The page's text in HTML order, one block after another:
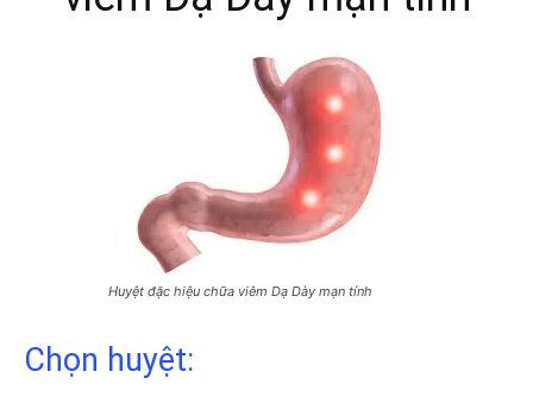
Huyệt đặc hiệu chữa viêm Dạ Dày mạn tính
Chọn huyệt: